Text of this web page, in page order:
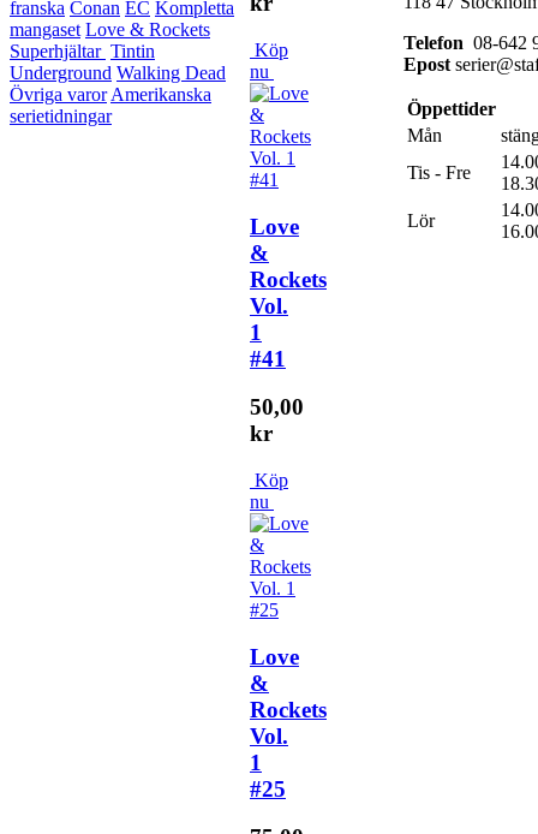
franska Conan EC Kompletta
mangaset Love & Rockets
Superhjältar Tintin
Underground Walking Dead
Övriga varorAmerikanska
serietidningar
Köp
nu
Love
&
Rockets
Vol.
1
#41
50,00
kr
Köp
nu
Love
&
Rockets
Vol.
1
#25
Telefon 08-642
Epost
Öppettider
Mån
Tis - Fre
Lör